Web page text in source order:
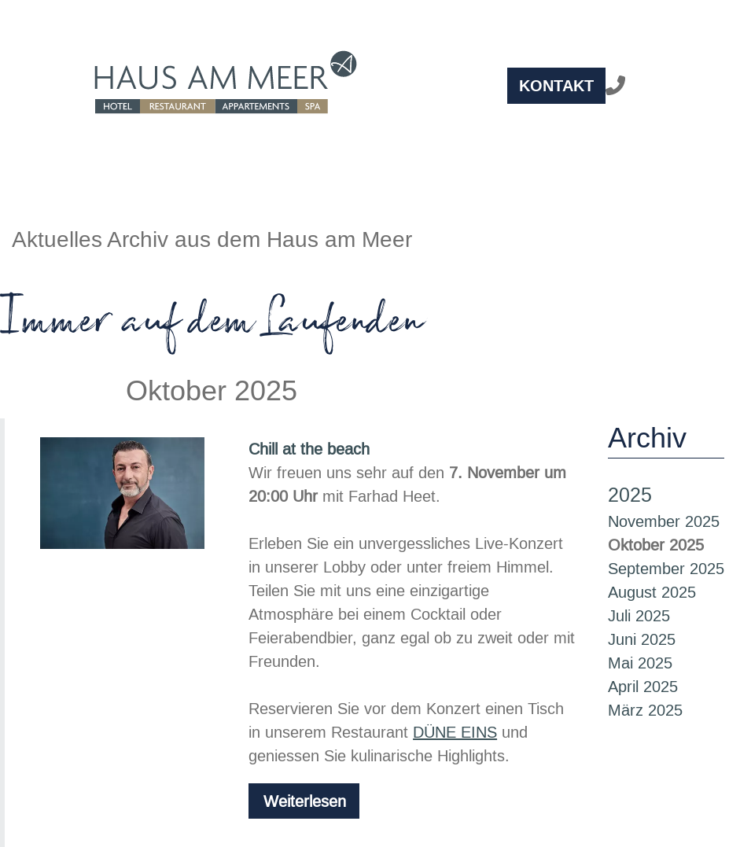
KONTAKT
Aktuelles Archiv aus dem Haus am Meer
Immer auf dem Laufenden
Oktober 2025
Chill at the beach
Wir freuen uns sehr auf den 7. November um
20:00 Uhr mit Farhad Heet.
Erleben Sie ein unvergessliches Live-Konzert
in unserer Lobby oder unter freiem Himmel.
Teilen Sie mit uns eine einzigartige
Atmosphäre bei einem Cocktail oder
Feierabendbier, ganz egal ob zu zweit oder mit
Freunden.
Reservieren Sie vor dem Konzert einen Tisch
in unserem Restaurant DÜNE EINS und
geniessen Sie kulinarische Highlights.
WeiterlesenChill
at
Archiv
2025
November 2025
Oktober 2025
September 2025
August 2025
Juli 2025
Juni 2025
Mai 2025
April 2025
März 2025